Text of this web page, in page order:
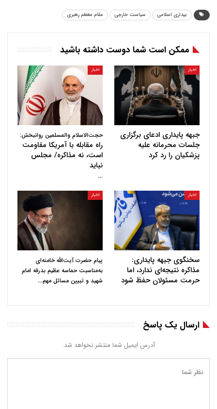
بیداری اسلامی سیاست خارجی مقام معظم رهبری
ممکن است شما دوست داشته باشید
اخبار
جبهه پایداری ادعای برگزاری
جلسات محرمانه علیه
پزشکیان را رد کرد
اخبار
حجت‌الاسلام والمسلمین روانبخش:
راه مقابله با آمریکا مقاومت
است، نه مذاکره/ مجلس
نباید
…
اخبار
سخنگوی جبهه پایداری:
مذاکره نتیجه‌ای ندارد، اما
حرمت مسئولان حفظ شود
اخبار
پیام حضرت آیت‌الله خامنه‌ای
به‌مناسبت حماسه عظیم بدرقه امام
شهید و تبیین مسائل مهم…
ارسال یک پاسخ
آدرس ایمیل شما منتشر نخواهد شد.